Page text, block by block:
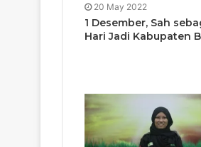
20 May 2022
1 Desember, Sah
Hari Jadi Kabupaten